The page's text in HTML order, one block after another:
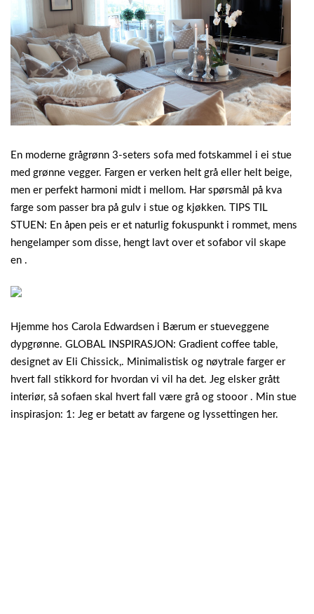
En moderne grågrønn 3-seters sofa med fotskammel i ei stue
med grønne vegger. Fargen er verken helt grå eller helt beige,
men er perfekt harmoni midt i mellom. Har spørsmål på kva
farge som passer bra på gulv i stue og kjøkken. TIPS TIL
STUEN: En åpen peis er et naturlig fokuspunkt i rommet, mens
hengelamper som disse, hengt lavt over et sofabor vil skape
en .
Hjemme hos Carola Edwardsen i Bærum er stueveggene
dypgrønne. GLOBAL INSPIRASJON: Gradient coffee table,
designet av Eli Chissick,. Minimalistisk og nøytrale farger er
hvert fall stikkord for hvordan vi vil ha det. Jeg elsker grått
interiør, så sofaen skal hvert fall være grå og stooor . Min stue
inspirasjon: 1: Jeg er betatt av fargene og lyssettingen her.